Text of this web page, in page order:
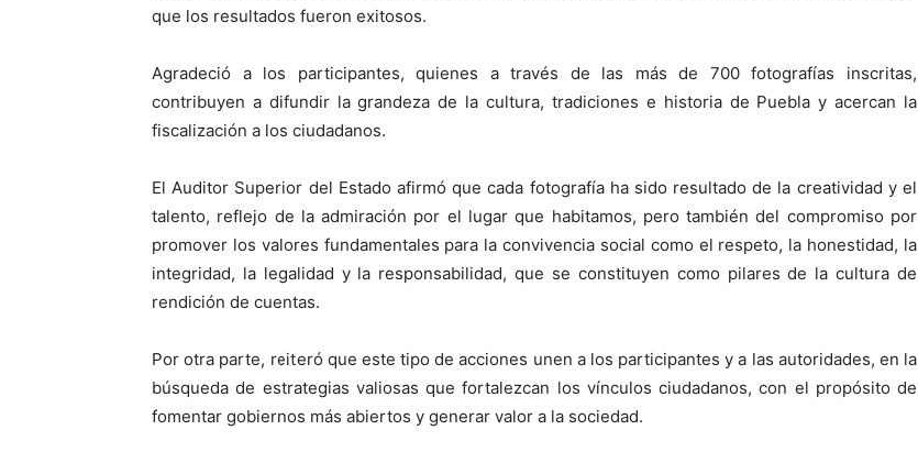
que los resultados fueron exitosos.
Agradeció a los participantes, quienes a través de las más de 700 fotografías inscritas,
contribuyen a difundir la grandeza de la cultura, tradiciones e historia de Puebla y acercan la
fiscalización a los ciudadanos.
El Auditor Superior del Estado afirmó que cada fotografía ha sido resultado de la creatividad y el
talento, reflejo de la admiración por el lugar que habitamos, pero también del compromiso por
promover los valores fundamentales para la convivencia social como el respeto, la honestidad, la
integridad, la legalidad y la responsabilidad, que se constituyen como pilares de la cultura de
rendición de cuentas.
Por otra parte, reiteró que este tipo de acciones unen a los participantes y a las autoridades, en la
búsqueda de estrategias valiosas que fortalezcan los vínculos ciudadanos, con el propósito de
fomentar gobiernos más abiertos y generar valor a la sociedad.